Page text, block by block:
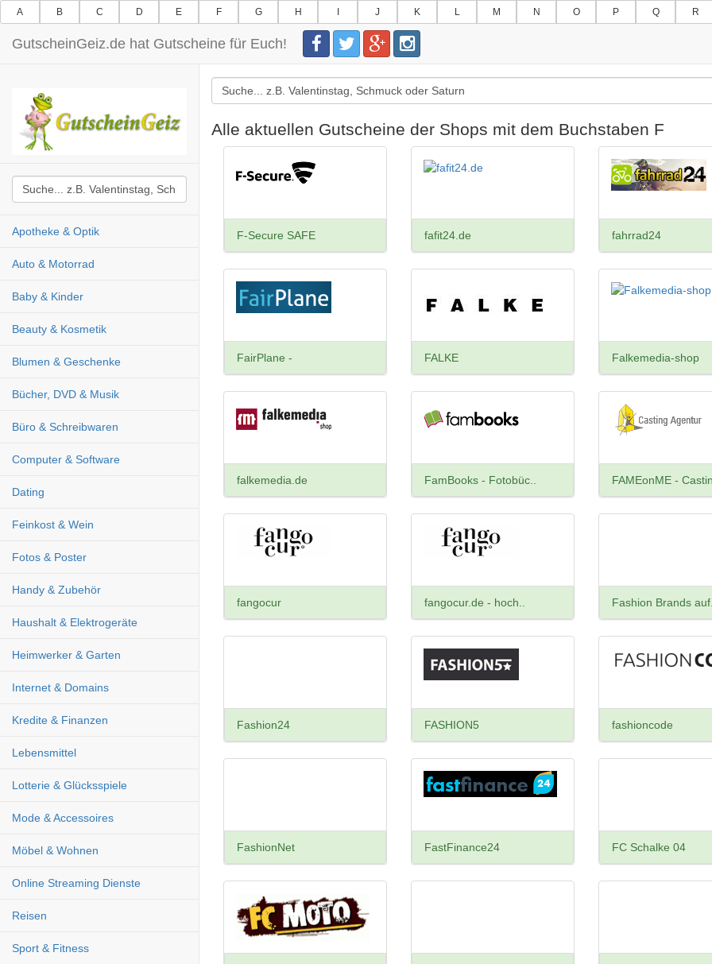
A B C D E F G H J K L M N O P Q R
GutscheinGeiz.de hat Gutscheine für Euch!
Apotheke & Optik
Auto & Motorrad
Baby & Kinder
Beauty & Kosmetik
Blumen & Geschenke
Bücher, DVD & Musik
Büro & Schreibwaren
Computer & Software
Dating
Feinkost & Wein
Fotos & Poster
Handy & Zubehör
Haushalt & Elektrogeräte
Heimwerker & Garten
Internet & Domains
Kredite & Finanzen
Lebensmittel
Lotterie & Glücksspiele
Mode & Accessoires
Möbel & Wohnen
Online Streaming Dienste
Reisen
Sport & Fitness
Alle aktuellen Gutscheine der Shops mit dem Buchstaben F
F-Secure SAFE fafit24.de fahrrad24
FairPlane - FALKE Falkemedia-shop
falkemedia.de FamBooks - Fotobüc.. FAMEonME -
fangocur fangocur.de - hoch.. Fashion Brands
Fashion24 FASHION5 fashioncode
FashionNet FastFinance24 FC Schalke 04